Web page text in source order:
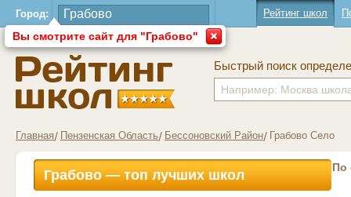
Город:
Вы смотрите сайт для "Грабово"
Рейтинг школ
Быстрый поиск
Главная Пензенская Область Бессоновский Район Грабово Село
Грабово — топ лучших школ По